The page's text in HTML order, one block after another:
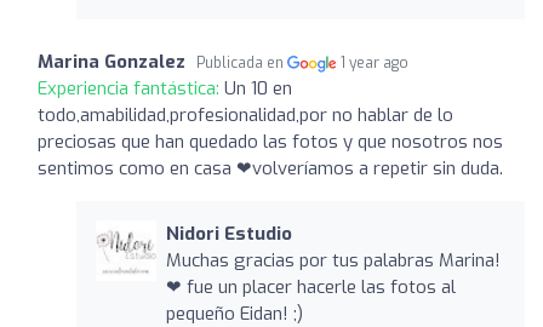
Marina Gonzalez Publicada en 1 year ago
Experiencia fantástica: Un 10 en
todo,amabilidad,profesionalidad,por no hablar de lo
preciosas que han quedado las fotos y que nosotros nos
sentimos como en casa ❤volveríamos a repetir sin duda.
Nidori Estudio
Muchas gracias por tus palabras Marina!
❤ fue un placer hacerle las fotos al
pequeño Eidan! ;)